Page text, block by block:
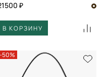
₽
В КОРЗИНУ
-50%